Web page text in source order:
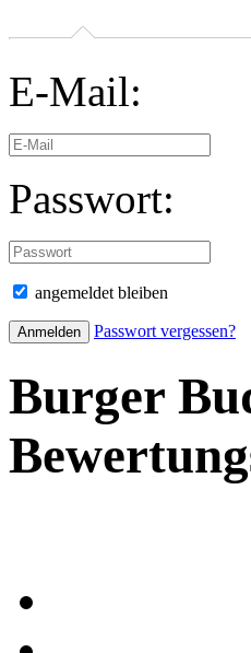
E-Mail:
Passwort:
angemeldet bleiben
Passwort vergessen?
Burger